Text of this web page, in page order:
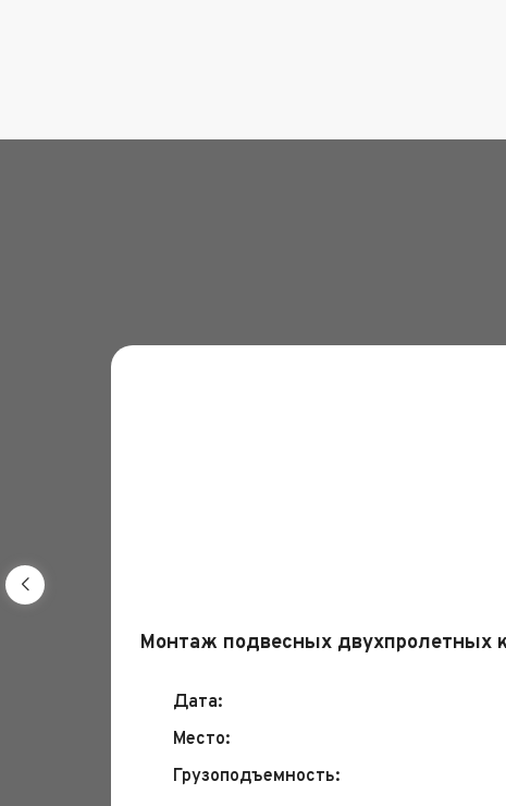
Монтаж подвесных двухпролетных
Дата:
Место:
Грузоподъемность: